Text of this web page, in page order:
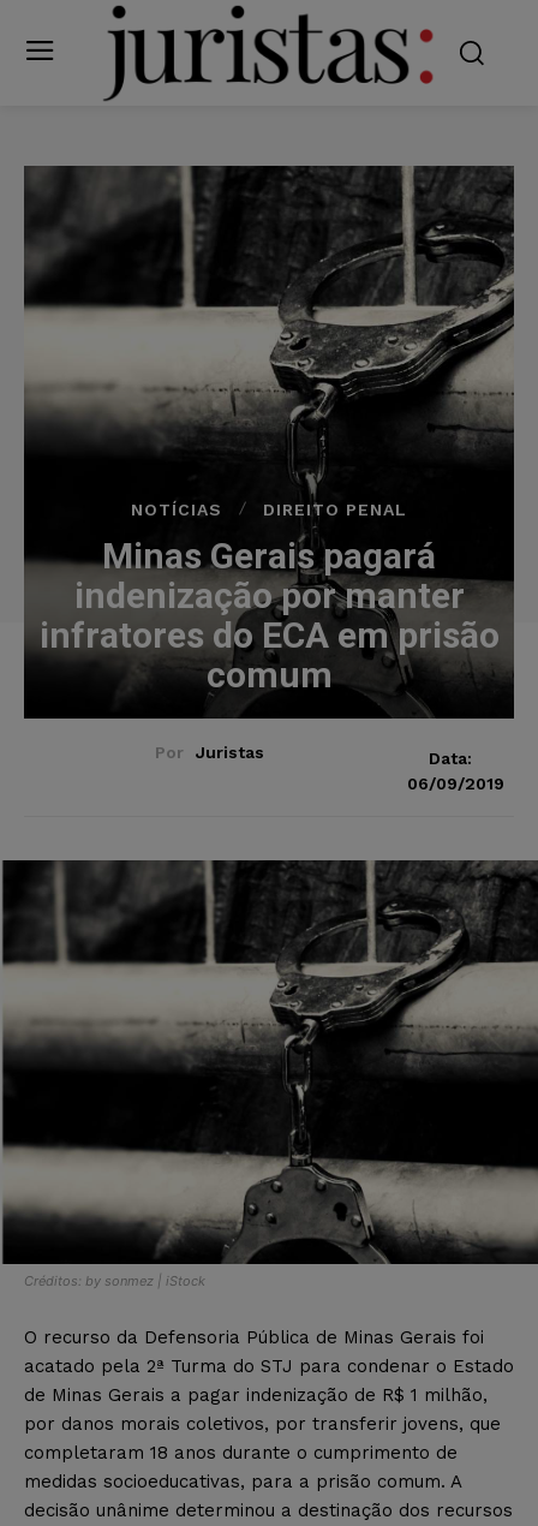
NOTÍCIAS DIREITO PENAL
Minas Gerais pagará
indenização por manter
infratores do ECA em prisão
comum
Por Juristas
Data:
06/09/2019
Créditos: by sonmez | iStock
O recurso da Defensoria Pública de Minas Gerais foi
acatado pela 2ª Turma do STJ para condenar o Estado
de Minas Gerais a pagar indenização de R$ 1 milhão,
por danos morais coletivos, por transferir jovens, que
completaram 18 anos durante o cumprimento de
medidas socioeducativas, para a prisão comum. A
decisão unânime determinou a destinação dos recursos